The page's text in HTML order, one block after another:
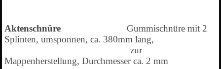
Aktenschnüre
Gummischnüre mit 2
Splinten, umsponnen, ca. 380mm lang,
zur
Mappenherstellung, Durchmesser ca. 2 mm